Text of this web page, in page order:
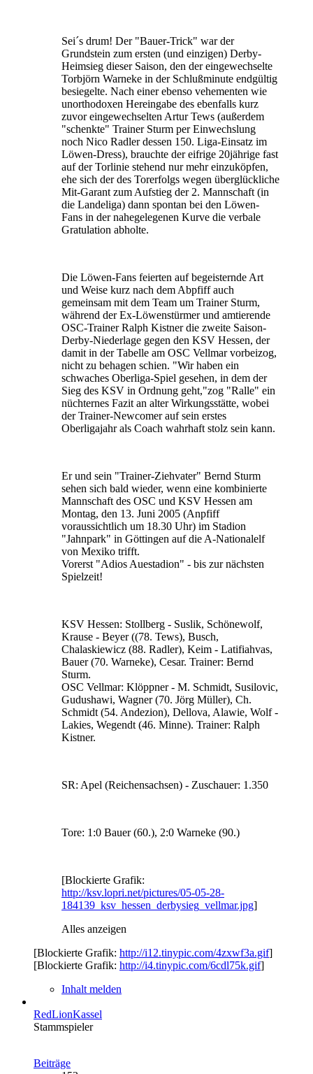
Sei´s drum! Der "Bauer-Trick" war der
Grundstein zum ersten (und einzigen) Derby-
Heimsieg dieser Saison, den der eingewechselte
Torbjörn Warneke in der Schlußminute endgültig
besiegelte. Nach einer ebenso vehementen wie
unorthodoxen Hereingabe des ebenfalls kurz
zuvor eingewechselten Artur Tews (außerdem
"schenkte" Trainer Sturm per Einwechslung
noch Nico Radler dessen 150. Liga-Einsatz im
Löwen-Dress), brauchte der eifrige 20jährige fast
auf der Torlinie stehend nur mehr einzuköpfen,
ehe sich der des Torerfolgs wegen überglückliche
Mit-Garant zum Aufstieg der 2. Mannschaft (in
die Landeliga) dann spontan bei den Löwen-
Fans in der nahegelegenen Kurve die verbale
Gratulation abholte.
Die Löwen-Fans feierten auf begeisternde Art
und Weise kurz nach dem Abpfiff auch
gemeinsam mit dem Team um Trainer Sturm,
während der Ex-Löwenstürmer und amtierende
OSC-Trainer Ralph Kistner die zweite Saison-
Derby-Niederlage gegen den KSV Hessen, der
damit in der Tabelle am OSC Vellmar vorbeizog,
nicht zu behagen schien. "Wir haben ein
schwaches Oberliga-Spiel gesehen, in dem der
Sieg des KSV in Ordnung geht,"zog "Ralle" ein
nüchternes Fazit an alter Wirkungsstätte, wobei
der Trainer-Newcomer auf sein erstes
Oberligajahr als Coach wahrhaft stolz sein kann.
Er und sein "Trainer-Ziehvater" Bernd Sturm
sehen sich bald wieder, wenn eine kombinierte
Mannschaft des OSC und KSV Hessen am
Montag, den 13. Juni 2005 (Anpfiff
voraussichtlich um 18.30 Uhr) im Stadion
"Jahnpark" in Göttingen auf die A-Nationalelf
von Mexiko trifft.
Vorerst "Adios Auestadion" - bis zur nächsten
Spielzeit!
KSV Hessen: Stollberg - Suslik, Schönewolf,
Krause - Beyer ((78. Tews), Busch,
Chalaskiewicz (88. Radler), Keim - Latifiahvas,
Bauer (70. Warneke), Cesar. Trainer: Bernd
Sturm.
OSC Vellmar: Klöppner - M. Schmidt, Susilovic,
Gudushawi, Wagner (70. Jörg Müller), Ch.
Schmidt (54. Andezion), Dellova, Alawie, Wolf -
Lakies, Wegendt (46. Minne). Trainer: Ralph
Kistner.
SR: Apel (Reichensachsen) - Zuschauer: 1.350
Tore: 1:0 Bauer (60.), 2:0 Warneke (90.)
[Blockierte Grafik:
http://ksv.lopri.net/pictures/05-05-28-
184139_ksv_hessen_derbysieg_vellmar.jpg]
Alles anzeigen
[Blockierte Grafik: http://i12.tinypic.com/4zxwf3a.gif]
[Blockierte Grafik: http://i4.tinypic.com/6cdl75k.gif]
Inhalt melden
RedLionKassel
Stammspieler
Beiträge